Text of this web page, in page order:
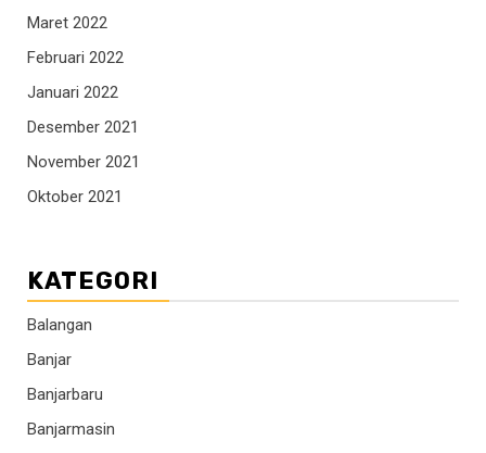
Maret 2022
Februari 2022
Januari 2022
Desember 2021
November 2021
Oktober 2021
KATEGORI
Balangan
Banjar
Banjarbaru
Banjarmasin